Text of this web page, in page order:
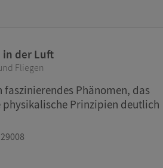
werden.
in der Luft
Fliegen
faszinierendes Phänomen, das
physikalische Prinzipien deutlich